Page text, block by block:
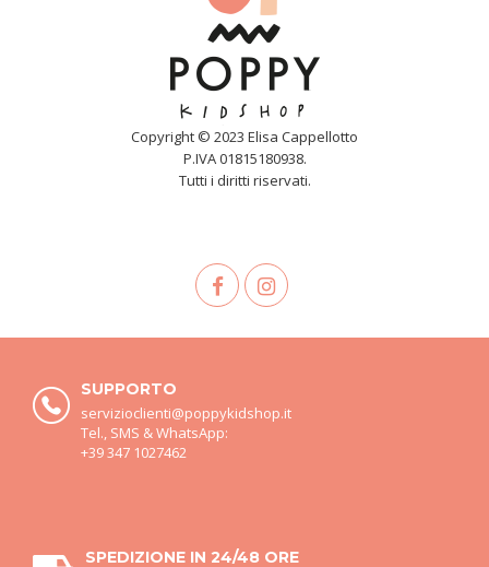
Copyright © 2023 Elisa Cappellotto
P.IVA 01815180938.
Tutti i diritti riservati.
SUPPORTO
servizioclienti@poppykidshop.it
Tel., SMS & WhatsApp:
+39 347 1027462
SPEDIZIONE IN 24/48 ORE